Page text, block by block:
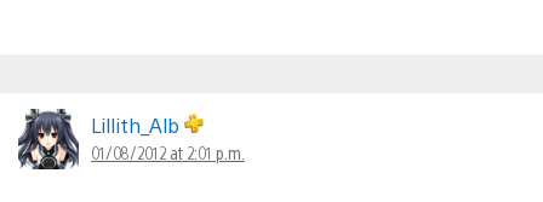
Lillith_Alb
01/08/2012 at 2:01 p.m.